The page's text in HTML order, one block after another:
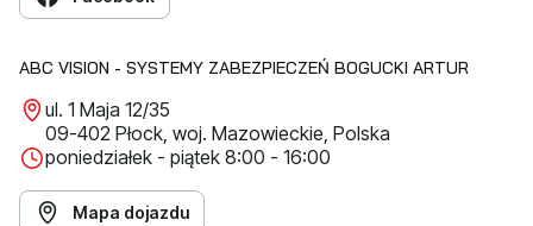
ABC VISION - SYSTEMY ZABEZPIECZEŃ BOGUCKI ARTUR
ul. 1 Maja 12/35
09-402 Płock, woj. Mazowieckie, Polska
poniedziałek - piątek 8:00 - 16:00
Mapa dojazdu